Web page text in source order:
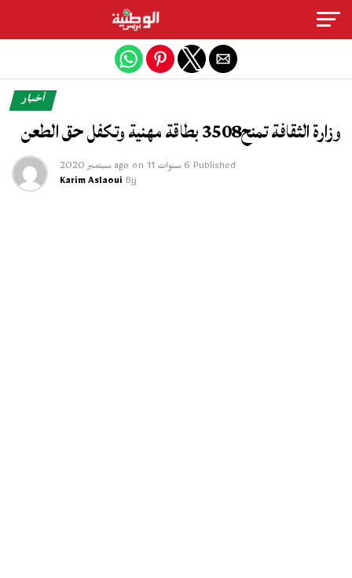
أخبار
وزارة الثقافة تمنح3508 بطاقة مهنية وتكفل حق الطعن
Published 6 سنوات ago on 11 سبتمبر 2020
By
Karim Aslaoui
Exit mobile version